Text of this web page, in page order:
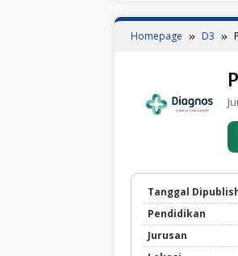
Homepage D3
Tanggal
Pendidikan
Jurusan